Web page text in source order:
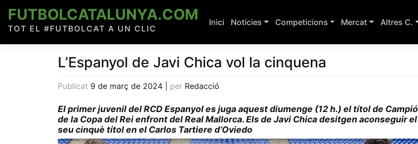
content
FUTBOLCATALUNYA.COM
TOT EL #FUTBOLCAT A UN CLIC
Inici Notícies Competicions Mercat Altres C.
L’Espanyol de Javi Chica vol la cinquena
Publicat 9 de març de 2024 per Redacció
El primer juvenil del RCD Espanyol es juga aquest diumenge (12 h.) el títol de Campió
de la Copa del Rei enfront del Real Mallorca. Els de Javi Chica desitgen aconseguir el
seu cinquè títol en el Carlos Tartiere d’Oviedo